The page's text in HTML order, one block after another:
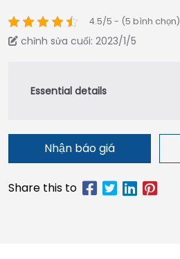
4.5/5 - (5 bình chọn)
chỉnh sửa cuối: 2023/1/5
Nhận báo giá